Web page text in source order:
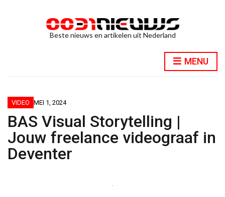
Beste nieuws en artikelen uit Nederland
MENU
VIDEO MEI 1, 2024
BAS Visual Storytelling |
Jouw freelance videograaf in
Deventer